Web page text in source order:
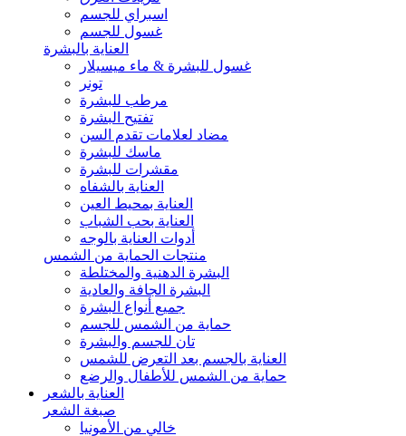
اسبراي للجسم
غسول للجسم
العناية بالبشرة
غسول للبشرة & ماء ميسيلار
تونر
مرطب للبشرة
تفتيح البشرة
مضاد لعلامات تقدم السن
ماسك للبشرة
مقشرات للبشرة
العناية بالشفاه
العناية بمحيط العين
العناية بحب الشباب
أدوات العناية بالوجه
منتجات الحماية من الشمس
البشرة الدهنية والمختلطة
البشرة الجافة والعادية
جميع أنواع البشرة
حماية من الشمس للجسم
تان للجسم والبشرة
العناية بالجسم بعد التعرض للشمس
حماية من الشمس للأطفال والرضع
العناية بالشعر
صبغة الشعر
خالي من الأمونيا